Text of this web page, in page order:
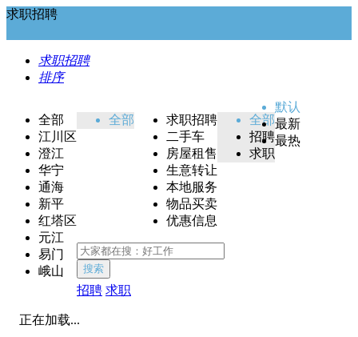
求职招聘
求职招聘
排序
全部
江川区
澄江
华宁
通海
新平
红塔区
元江
易门
峨山
全部
求职招聘
二手车
房屋租售
生意转让
本地服务
物品买卖
优惠信息
全部
招聘
求职
默认
最新
最热
搜索
招聘 求职
正在加载...